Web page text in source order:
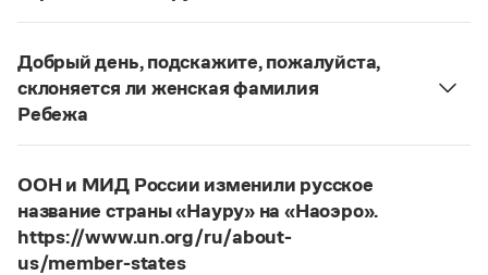
Правила русского языка: от азов до тонкостей
Скороговорки
Издательство
Словари
Научпоп
Учебники и справочники
Все книги
Нашответ2014 года по-прежнему актуален.
то игнорируют рекомендации нормативных
словарей русского языка, в которых указан глагол
развесить
развешенный) со значением «повесить в разных
местах (несколько, много предметов)». Ср.:
знаю, что на стенах своей квартиры вы развесили
разные географические карты.
Бретер. И эти карты, безусловно, развешены.
Добрый день, подскажите, пожалуйста,
склоняется ли женская фамилия
Ребежа
ФамилияРебежасклоняется (и мужская, и
Страница ответа
ООН и МИД России изменили русское
название страны «Науру» на «Наоэро».
https://www.un.org/ru/about-
us/member-states